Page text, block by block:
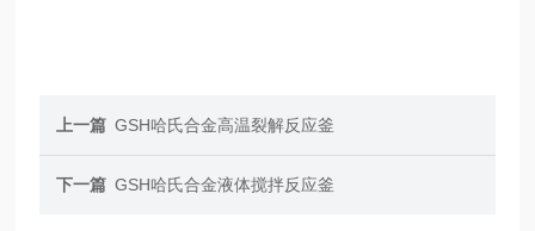
上一篇 GSH哈氏合金高温裂解反应釜
下一篇 GSH哈氏合金液体搅拌反应釜